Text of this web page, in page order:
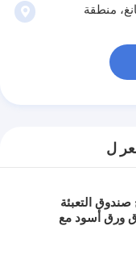
منطقة
ل
التعبئة
ورق أسود مع